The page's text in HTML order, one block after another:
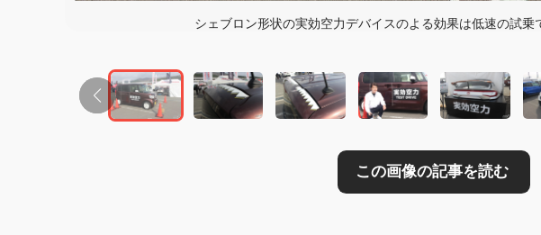
シェブロン形状の実効空力デバイスのよる効果は低速の試乗